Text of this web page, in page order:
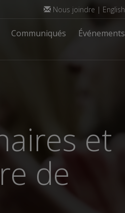
Nous joindre | English
Communiqués Événements
et
de